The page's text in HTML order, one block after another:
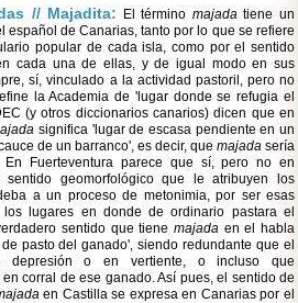
// Majadita: El término majadatiene un
español de Canarias, tanto por lo que se refiere
popular de cada isla, como por el sentido
cada una de ellas, y de igual modo en sus
sí, vinculado a la actividad pastoril, pero no
la Academia de 'lugar donde se refugia el
(y otros diccionarios canarios) dicen que en
significa 'lugar de escasa pendiente en un
de un barranco', es decir, que majadasería
En Fuerteventura parece que sí, pero no en
sentido geomorfológico que le atribuyen los
a un proceso de metonimia, por ser esas
lugares en donde de ordinario pastara el
sentido que tiene majada en el habla
pasto del ganado', siendo redundante que el
depresión o en vertiente, o incluso que
corral de ese ganado. Así pues, el sentido de
en Castilla se expresa en Canarias por el